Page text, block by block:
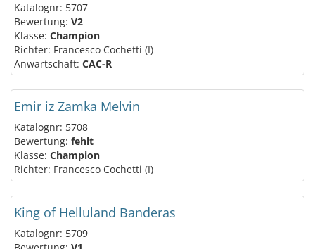
Katalognr: 5707
Bewertung: V2
Klasse: Champion
Richter: Francesco Cochetti (I)
Anwartschaft: CAC-R
Emir iz Zamka Melvin
Katalognr: 5708
Bewertung: fehlt
Klasse: Champion
Richter: Francesco Cochetti (I)
King of Helluland Banderas
Katalognr: 5709